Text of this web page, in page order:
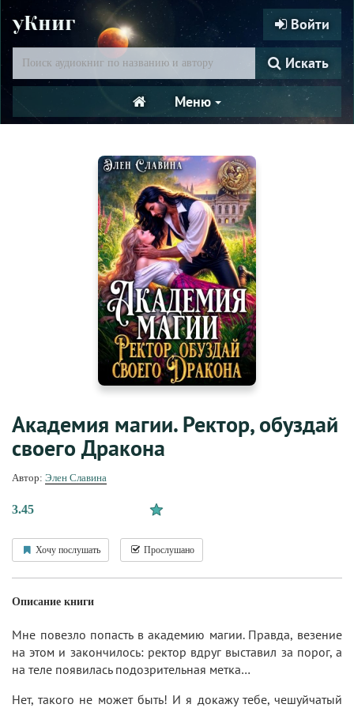
уКниг Войти
Искать
Меню
Академия магии. Ректор, обуздай
своего Дракона
Автор: Элен Славина
3.45
Хочу послушать Прослушано
Описание книги
Мне повезло попасть в академию магии. Правда, везение
на этом и закончилось: ректор вдруг выставил за порог, а
на теле появилась подозрительная метка…
Нет, такого не может быть! И я докажу тебе, чешуйчатый